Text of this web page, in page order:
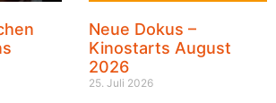
Neue Dokus –
Kinostarts August
2026
25. Juli 2026